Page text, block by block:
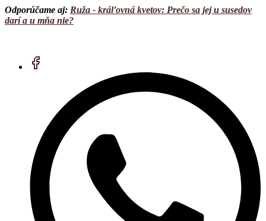
Odporúčame aj: Ruža - kráľovná kvetov: Prečo sa jej u susedov
darí a u mňa nie?